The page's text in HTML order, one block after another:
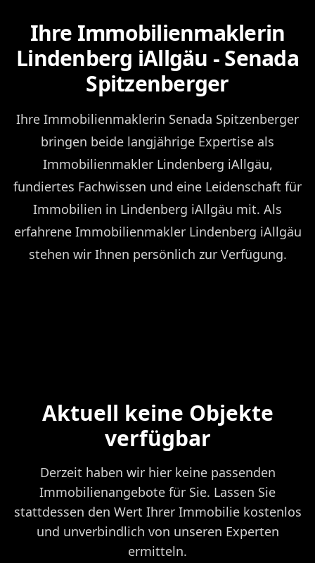
Ihre Immobilienmaklerin
Lindenberg iAllgäu - Senada
Spitzenberger
Ihre Immobilienmaklerin Senada Spitzenberger
bringen beide langjährige Expertise als
Immobilienmakler Lindenberg iAllgäu,
fundiertes Fachwissen und eine Leidenschaft für
Immobilien in Lindenberg iAllgäu mit. Als
erfahrene Immobilienmakler Lindenberg iAllgäu
stehen wir Ihnen persönlich zur Verfügung.
Aktuell keine Objekte
verfügbar
Derzeit haben wir hier keine passenden
Immobilienangebote für Sie. Lassen Sie
stattdessen den Wert Ihrer Immobilie kostenlos
und unverbindlich von unseren Experten
ermitteln.